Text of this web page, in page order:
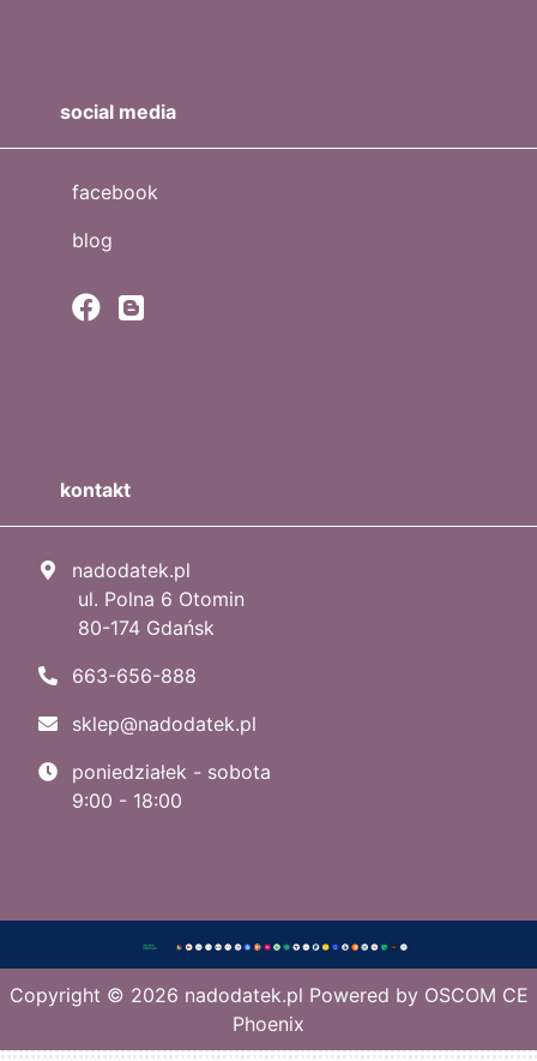
social media
facebook
blog
kontakt
nadodatek.pl
ul. Polna 6 Otomin
80-174 Gdańsk
663-656-888
sklep@nadodatek.pl
poniedziałek - sobota
9:00 - 18:00
Copyright © 2026 nadodatek.pl Powered by OSCOM CE
Phoenix